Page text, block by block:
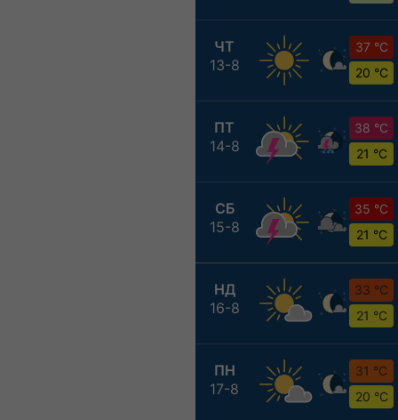
ЧТ
13-8
37 °C
20 °C
ПТ
14-8
38 °C
21 °C
СБ
15-8
35 °C
21 °C
НД
16-8
33 °C
21 °C
ПН
17-8
31 °C
20 °C